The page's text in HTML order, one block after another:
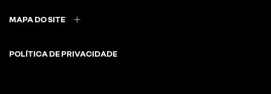
MAPA DO SITE
POLÍTICA DE PRIVACIDADE